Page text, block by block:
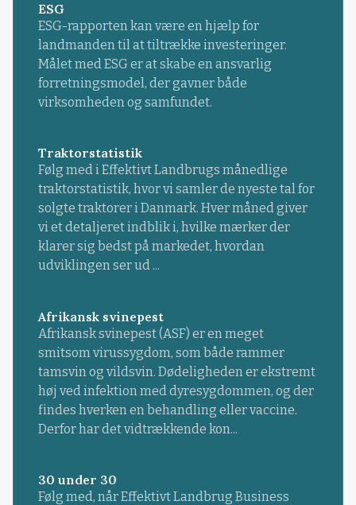
ESG
ESG-rapporten kan være en hjælp for
landmanden til at tiltrække investeringer.
Målet med ESG er at skabe en ansvarlig
forretningsmodel, der gavner både
virksomheden og samfundet.
Traktorstatistik
Følg med i Effektivt Landbrugs månedlige
traktorstatistik, hvor vi samler de nyeste tal for
solgte traktorer i Danmark. Hver måned giver
vi et detaljeret indblik i, hvilke mærker der
klarer sig bedst på markedet, hvordan
udviklingen ser ud ...
Afrikansk svinepest
Afrikansk svinepest (ASF) er en meget
smitsom virussygdom, som både rammer
tamsvin og vildsvin. Dødeligheden er ekstremt
høj ved infektion med dyresygdommen, og der
findes hverken en behandling eller vaccine.
Derfor har det vidtrækkende kon...
30 under 30
Følg med, når Effektivt Landbrug Business